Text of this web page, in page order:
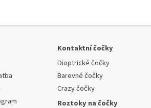
Kontaktní čočky
Dioptrické čočky
Barevné čočky
Crazy čočky
Roztoky na čočky